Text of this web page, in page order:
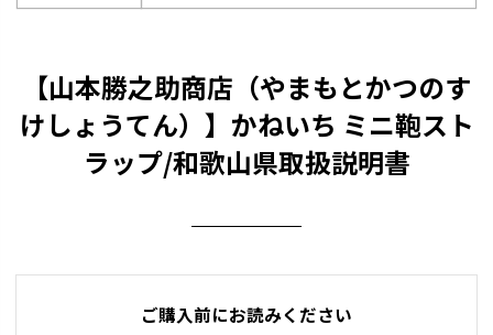
【山本勝之助商店（やまもとかつのす
けしょうてん）】かねいち ミニ鞄スト
ラップ/和歌山県取扱説明書
ご購入前にお読みください